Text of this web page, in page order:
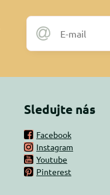
Sledujte nás
Facebook
Instagram
Youtube
Pinterest